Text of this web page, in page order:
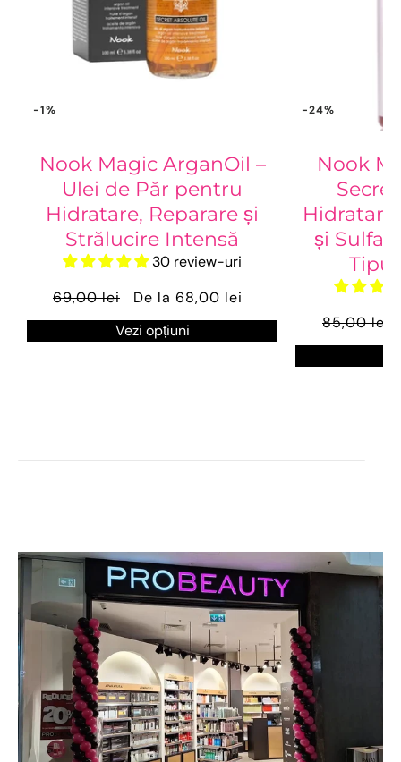
-1%
Nook Magic ArganOil –
Ulei de Păr pentru
Hidratare, Reparare și
Strălucire Intensă
30 review-uri
69,00 lei
De la 68,00 lei
Vezi opțiuni
-24%
Nook
Hidratant
și
85,00 lei